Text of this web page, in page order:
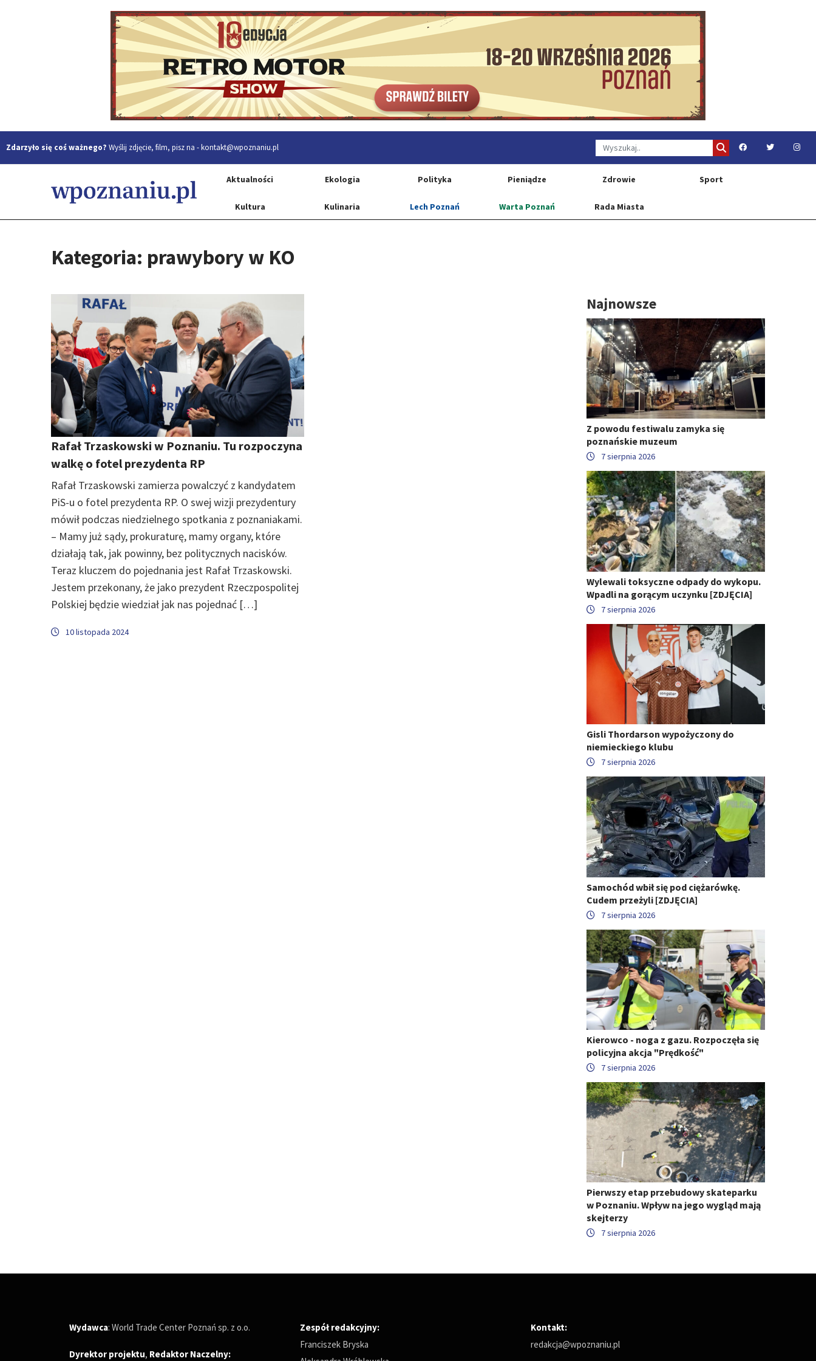
Zdarzyło się coś ważnego? Wyślij zdjęcie, film, pisz na -kontakt@wpoznaniu.pl
Aktualności Ekologia Polityka Pieniądze Zdrowie Sport
Kultura Kulinaria Lech Poznań Warta Poznań Rada Miasta
Kategoria: prawybory w KO
Rafał Trzaskowski w Poznaniu. Tu rozpoczyna
walkę o fotel prezydenta RP
Rafał Trzaskowski zamierza powalczyć z kandydatem
PiS-u o fotel prezydenta RP. O swej wizji prezydentury
mówił podczas niedzielnego spotkania z poznaniakami.
– Mamy już sądy, prokuraturę, mamy organy, które
działają tak, jak powinny, bez politycznych nacisków.
Teraz kluczem do pojednania jest Rafał Trzaskowski.
Jestem przekonany, że jako prezydent Rzeczpospolitej
Polskiej będzie wiedział jak nas pojednać […]
10 listopada 2024
Najnowsze
Z powodu festiwalu zamyka się
poznańskie muzeum
7 sierpnia 2026
Wylewali toksyczne odpady do wykopu.
Wpadli na gorącym uczynku [ZDJĘCIA]
7 sierpnia 2026
Gisli Thordarson wypożyczony do
niemieckiego klubu
7 sierpnia 2026
Samochód wbił się pod ciężarówkę.
Cudem przeżyli [ZDJĘCIA]
7 sierpnia 2026
Kierowco - noga z gazu. Rozpoczęła się
policyjna akcja "Prędkość"
7 sierpnia 2026
Pierwszy etap przebudowy skateparku
w Poznaniu. Wpływ na jego wygląd mają
skejterzy
7 sierpnia 2026
Wydawca: World Trade Center Poznań sp. z o.o.
Dyrektor projektu, Redaktor Naczelny:
Zespół redakcyjny:
Franciszek Bryska
Kontakt:
redakcja@wpoznaniu.pl